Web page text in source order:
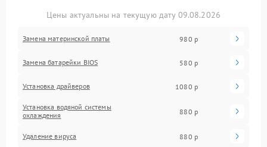
Цены актуальны на текущую дату 09.08.2026
Замена материнской платы 980 р
Замена батарейки BIOS 580 р
Установка драйверов 1080 р
Установка водяной системы
охлаждения
880 р
Удаление вируса 880 р